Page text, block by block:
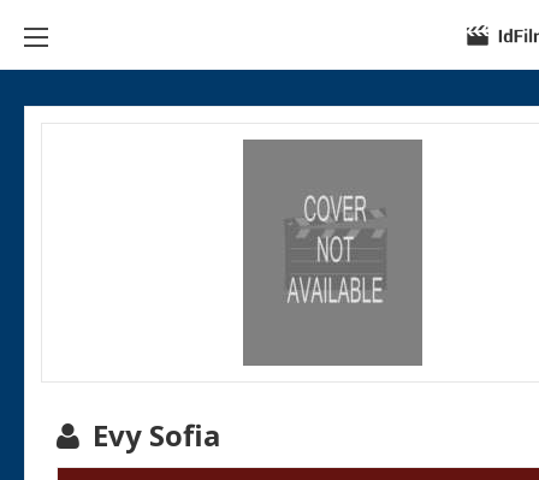
Evy Sofia